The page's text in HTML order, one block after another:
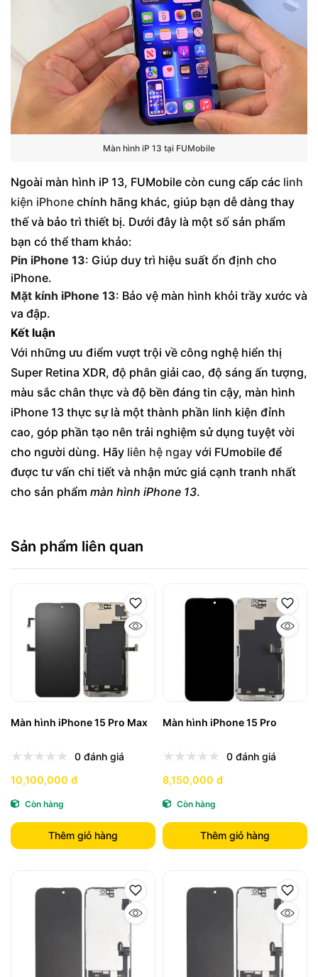
Màn hình iP 13 tại FUMobile
Ngoài màn hình iP 13, FUMobile còn cung cấp các linh
kiện iPhone chính hãng khác, giúp bạn dễ dàng thay
thế và bảo trì thiết bị. Dưới đây là một số sản phẩm
bạn có thể tham khảo:
Pin iPhone 13: Giúp duy trì hiệu suất ổn định cho
iPhone.
Mặt kính iPhone 13: Bảo vệ màn hình khỏi trầy xước và
va đập.
Kết luận
Với những ưu điểm vượt trội về công nghệ hiển thị
Super Retina XDR, độ phân giải cao, độ sáng ấn tượng,
màu sắc chân thực và độ bền đáng tin cậy, màn hình
iPhone 13 thực sự là một thành phần linh kiện đỉnh
cao, góp phần tạo nên trải nghiệm sử dụng tuyệt vời
cho người dùng. Hãy liên hệ ngay với FUmobile để
được tư vấn chi tiết và nhận mức giá cạnh tranh nhất
cho sản phẩm màn hình iPhone 13.
Sản phẩm liên quan
Màn hình iPhone 15 Pro Max
0 đánh giá
10,100,000 đ
Còn hàng
Thêm giỏ hàng
Màn hình iPhone 15 Pro
0 đánh giá
8,150,000 đ
Còn hàng
Thêm giỏ hàng